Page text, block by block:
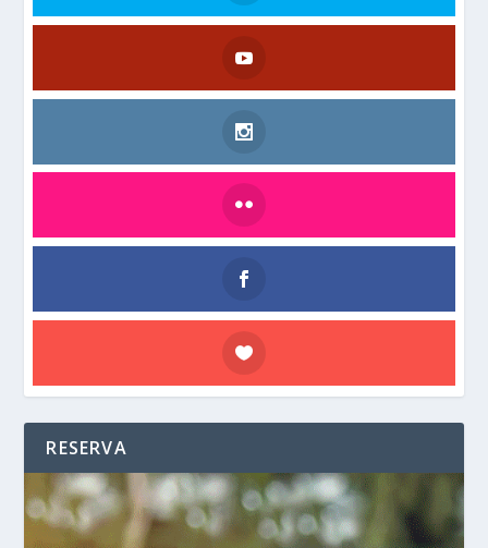
RESERVA